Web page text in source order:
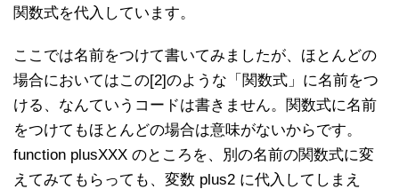
関数式を代入しています。
ここでは名前をつけて書いてみましたが、ほとんどの
場合においてはこの[2]のような「関数式」に名前をつ
ける、なんていうコードは書きません。関数式に名前
をつけてもほとんどの場合は意味がないからです。
function plusXXX のところを、別の名前の関数式に変
えてみてもらっても、変数 plus2 に代入してしまえ